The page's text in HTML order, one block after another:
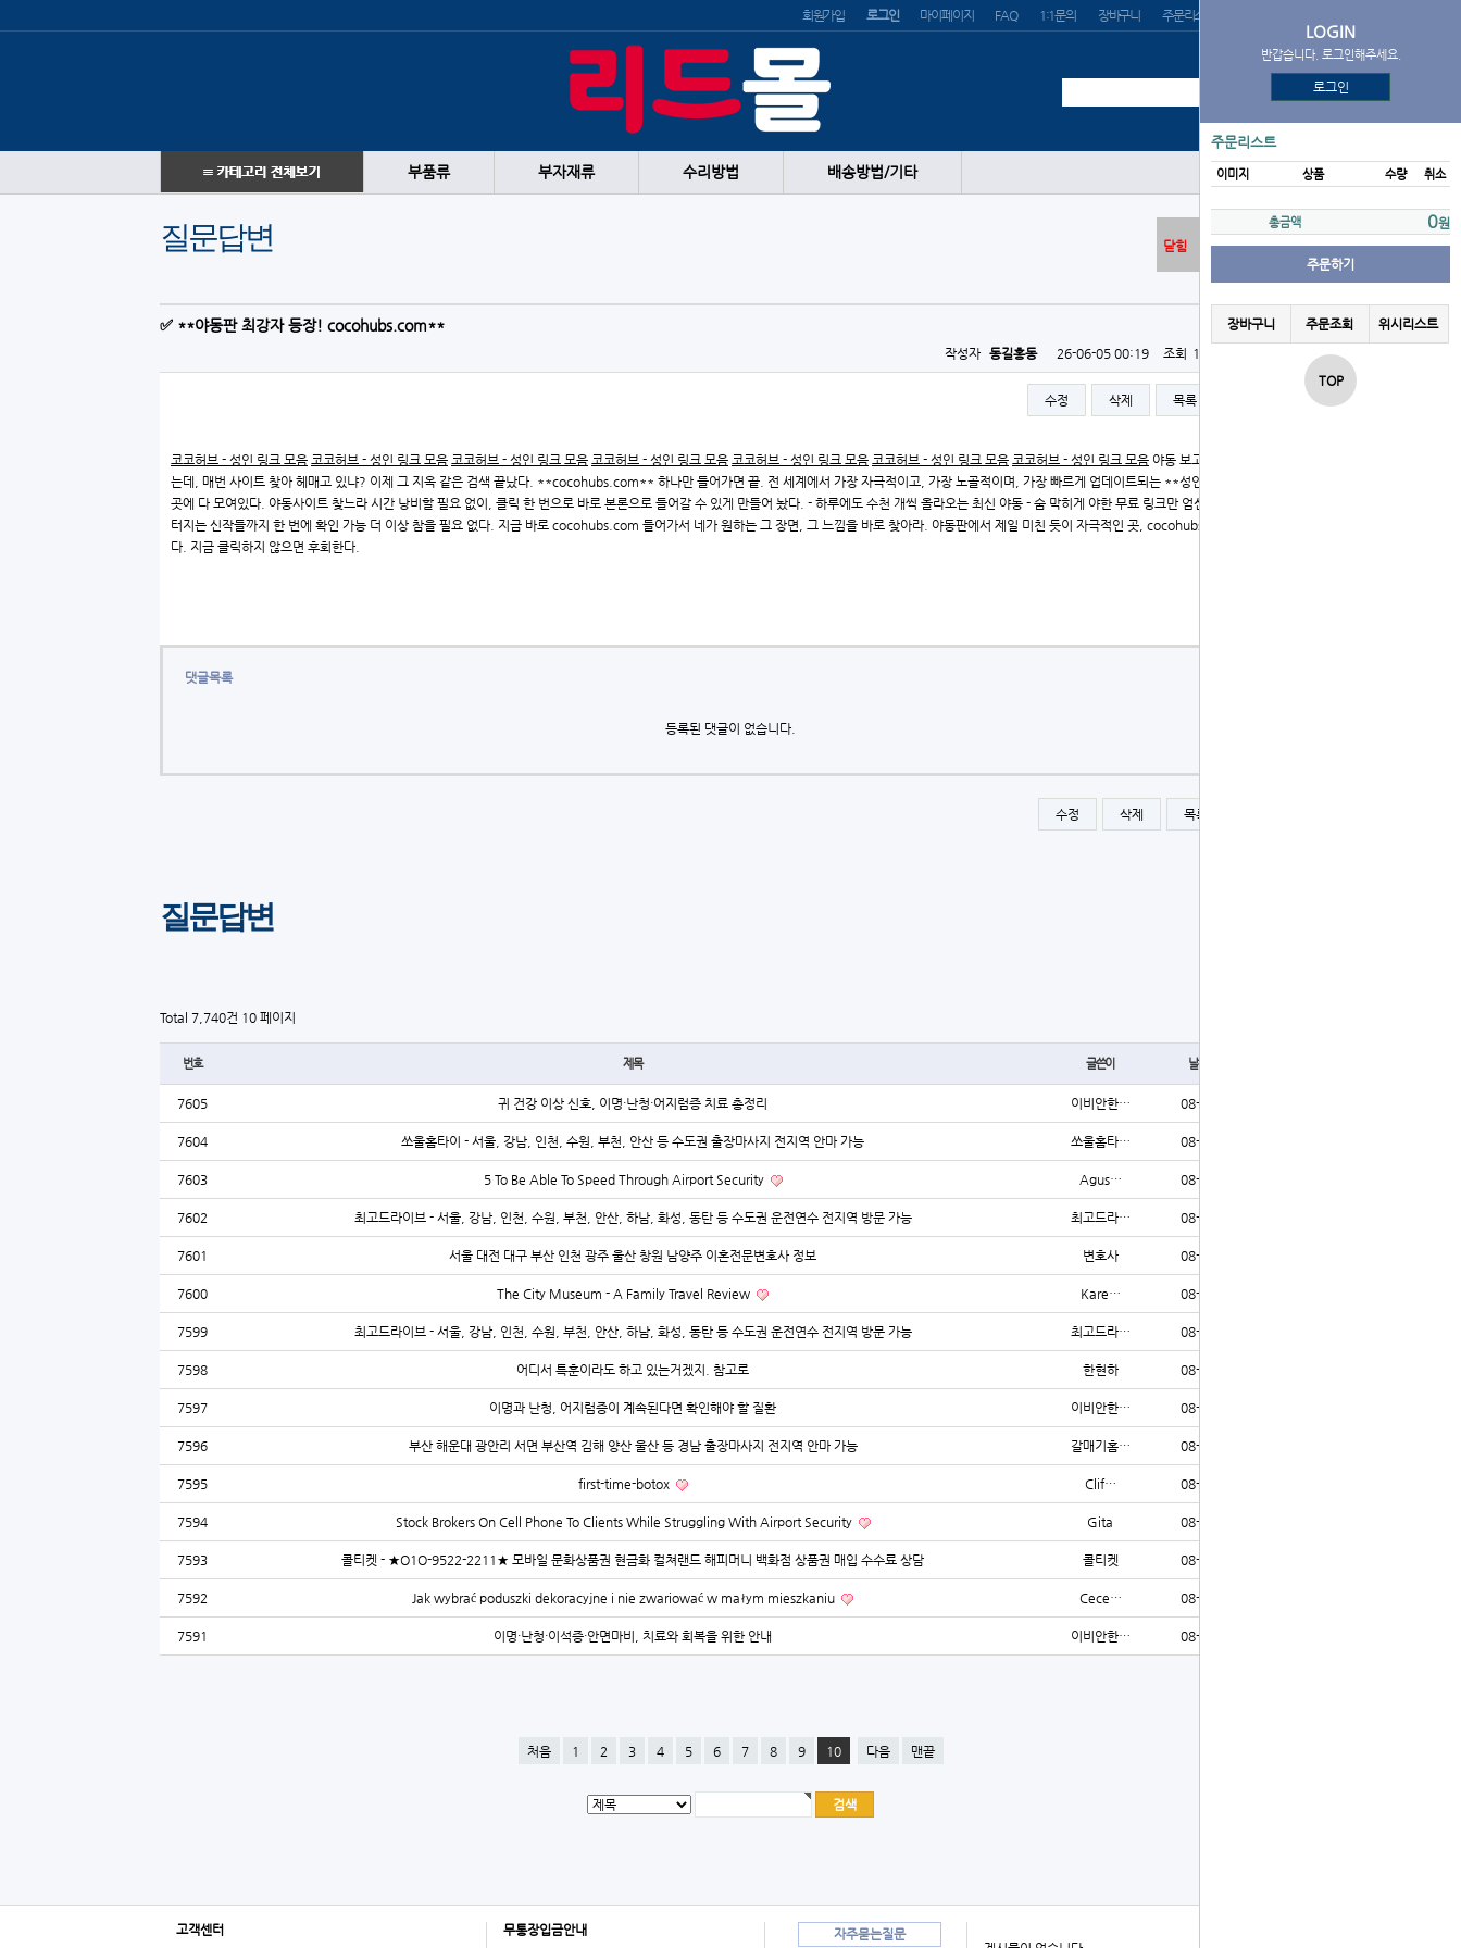
회원가입 로그인 마이페이지 FAQ 1:1문의 장바구니 주문리스트
부품류 부자재류 수리방법 배송방법/기타
LOGIN
반갑습니다. 로그인해주세요.
로그인
주문리스트
이미지 상품 수량 취소
총금액 0원
주문하기
장바구니 주문조회 위시리스트
TOP
닫힘
질문답변
✅ **야동판 최강자 등장! cocohubs.com**
작성자 동길홍동 26-06-05 00:19 조회 121회
수정 삭제 목록
코코허브 - 성인 링크 모음 코코허브 - 성인 링크 모음 코코허브 - 성인 링크 모음 코코허브 - 성인 링크 모음 코코허브 - 성인 링크 모음 코코허브 - 성인 링크 모음 코코허브 - 성인 링크 모음 야동 보고 싶어서 미치겠
는데, 매번 사이트 찾아 헤매고 있냐? 이제 그 지옥 같은 검색 끝났다. **cocohubs.com** 하나만 들어가면 끝. 전 세계에서 가장 자극적이고, 가장 노골적이며, 가장 빠르게 업데이트되는 **성인링크**들이 한
곳에 다 모여있다. 야동사이트 찾느라 시간 낭비할 필요 없이, 클릭 한 번으로 바로 본론으로 들어갈 수 있게 만들어 놨다. - 하루에도 수천 개씩 올라오는 최신 야동 - 숨 막히게 야한 무료 링크만 엄선 - 실시간으로
터지는 신작들까지 한 번에 확인 가능 더 이상 참을 필요 없다. 지금 바로 cocohubs.com 들어가서 네가 원하는 그 장면, 그 느낌을 바로 찾아라. 야동판에서 제일 미친 듯이 자극적인 곳, cocohubs.com이 정답이
다. 지금 클릭하지 않으면 후회한다.
댓글목록
등록된 댓글이 없습니다.
수정 삭제 목록
질문답변
Total 7,740건 10 페이지
번호 제목 글쓴이 날짜
7605 귀 건강 이상 신호, 이명·난청·어지럼증 치료 총정리 이비안한… 08-02
7604 쏘울홈타이 - 서울, 강남, 인천, 수원, 부천, 안산 등 수도권 출장마사지 전지역 안마 가능 쏘울홈타… 08-02
7603 5 To Be Able To Speed Through Airport Security Agus… 08-02
7602 최고드라이브 - 서울, 강남, 인천, 수원, 부천, 안산, 하남, 화성, 동탄 등 수도권 운전연수 전지역 방문 가능 최고드라… 08-02
7601 서울 대전 대구 부산 인천 광주 울산 창원 남양주 이혼전문변호사 정보 변호사 08-02
7600 The City Museum - A Family Travel Review Kare… 08-02
7599 최고드라이브 - 서울, 강남, 인천, 수원, 부천, 안산, 하남, 화성, 동탄 등 수도권 운전연수 전지역 방문 가능 최고드라… 08-02
7598 어디서 특훈이라도 하고 있는거겠지. 참고로 한현하 08-02
7597 이명과 난청, 어지럼증이 계속된다면 확인해야 할 질환 이비안한… 08-02
7596 부산 해운대 광안리 서면 부산역 김해 양산 울산 등 경남 출장마사지 전지역 안마 가능 갈매기홈… 08-02
7595 first-time-botox Clif… 08-02
7594 Stock Brokers On Cell Phone To Clients While Struggling With Airport Security Gita 08-02
7593 콜티켓 - ★O1O-9522-2211★ 모바일 문화상품권 현금화 컬쳐랜드 해피머니 백화점 상품권 매입 수수료 상담 콜티켓 08-01
7592 Jak wybrać poduszki dekoracyjne i nie zwariować w małym mieszkaniu Cece… 08-01
7591 이명·난청·이석증·안면마비, 치료와 회복을 위한 안내 이비안한… 08-01
처음 1 2 3 4 5 6 7 8 9 10 다음 맨끝
고객센터 무통장입금안내 자주묻는질문